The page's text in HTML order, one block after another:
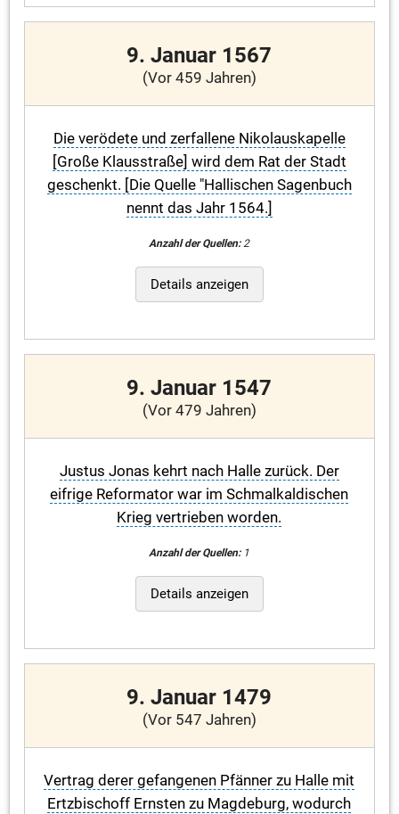
9. Januar 1567
(Vor 459 Jahren)
Die verödete und zerfallene Nikolauskapelle
[Große Klausstraße] wird dem Rat der Stadt
geschenkt. [Die Quelle "Hallischen Sagenbuch
nennt das Jahr 1564.]
Anzahl der Quellen:2
Details anzeigen
9. Januar 1547
(Vor 479 Jahren)
Justus Jonas kehrt nach Halle zurück. Der
eifrige Reformator war im Schmalkaldischen
Krieg vertrieben worden.
Anzahl der Quellen:1
Details anzeigen
9. Januar 1479
(Vor 547 Jahren)
Vertrag derer gefangenen Pfänner zu Halle mit
Ertzbischoff Ernsten zu Magdeburg, wodurch